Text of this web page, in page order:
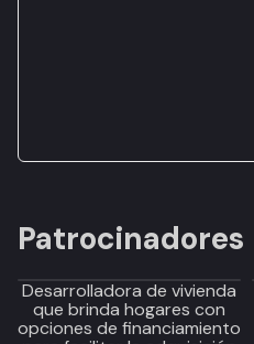
Patrocinadores
Desarrolladora de vivienda
que brinda hogares con
opciones de financiamiento